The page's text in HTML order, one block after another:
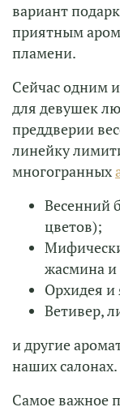
вариант
приятным
пламени.
Сейчас одним
для девушек
преддверии
линейку
многогранных
Весенний
цветов);
жасмина и
Орхидея и
Ветивер,
и другие
наших салонах.
Самое важное